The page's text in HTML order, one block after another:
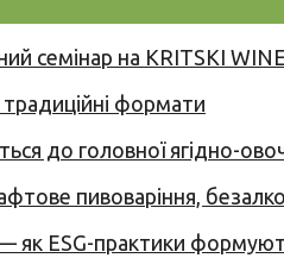
семінар на KRITSKI
традиційні формати
до головної ягідно-
пивоваріння,
як ESG-практики